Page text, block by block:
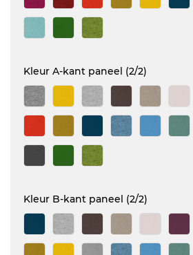
Kleur A-kant paneel (2/2)
Kleur B-kant paneel (2/2)